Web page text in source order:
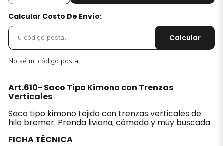
Calcular Costo De Envío:
Calcular
No sé mi código postal
Art.610- Saco Tipo Kimono con Trenzas
Verticales
Saco tipo kimono tejido con trenzas verticales de
hilo bremer. Prenda liviana, cómoda y muy buscada.
FICHA TÉCNICA